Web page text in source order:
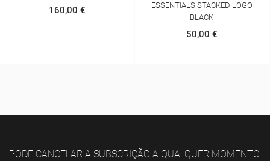
160,00 €
ESSENTIALS STACKED LOGO
BLACK
50,00 €
PODE CANCELAR A SUBSCRIÇÃO A QUALQUER MOMENTO.